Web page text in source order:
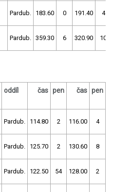
Pardub. 183.60 0 191.40 4
Pardub. 359.30 6 320.90 10
oddíl čas pen čas pen
Pardub. 114.80 2 116.00 4
Pardub. 125.70 2 130.60 8
Pardub. 122.50 54 128.00 2